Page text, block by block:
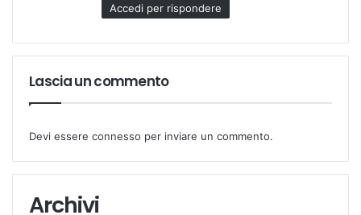
Accedi per rispondere
Lascia un commento
Devi essere connesso per inviare un commento.
Archivi